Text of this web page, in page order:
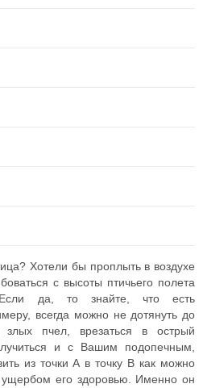
Хотели бы проплыть в воздухе
с высоты птичьего полета
да, то знайте, что есть
всегда можно не дотянуть до
злых пчел, врезаться в острый
и с Вашим подопечным,
из точки А в точку В как можно
его здоровью. Именно он